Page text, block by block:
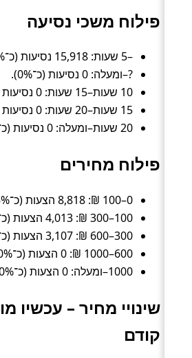
פילוח משכי נסיעה
–5 שעות: 15,918 נסיעות (כ־100%).
?–ומעלה: 0 נסיעות (כ־0%).
10 שעות–15 שעות: 0 נסיעות (כ־0%).
15 שעות–20 שעות: 0 נסיעות (כ־0%).
20 שעות–ומעלה: 0 נסיעות (כ־0%).
פילוח מחירים
0–100 ₪: 8,818 הצעות (כ־55%).
100–300 ₪: 4,013 הצעות (כ־25%).
300–600 ₪: 3,107 הצעות (כ־19%).
600–1000 ₪: 0 הצעות (כ־0%).
1000–ומעלה: 0 הצעות (כ־0%).
שינויי מחיר – עכשיו
קודם